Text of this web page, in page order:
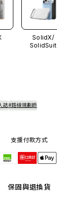
SolidX/
SolidSuit
誌#路線規劃師
支援付款方式
保固與退換貨